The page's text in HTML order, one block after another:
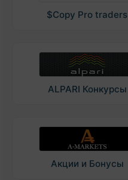
$Copy Pro traders
ALPARI Конкурсы
Акции и Бонусы